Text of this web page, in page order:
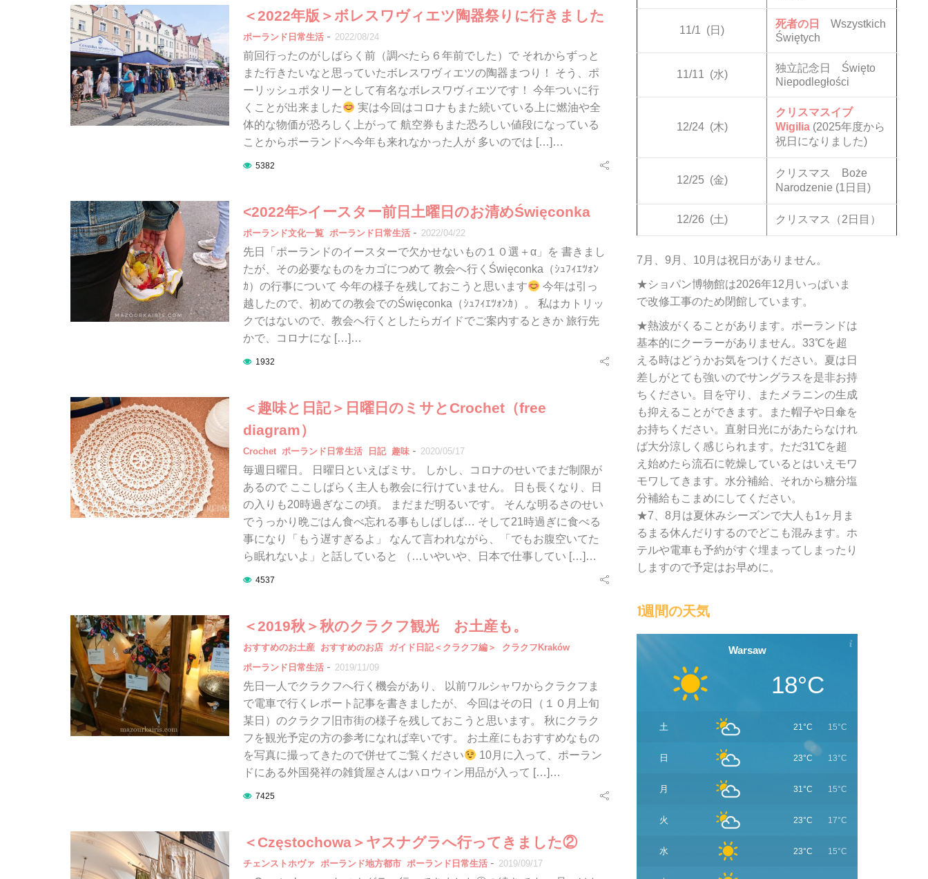
＜2022年版＞ボレスワヴィエツ陶器祭りに行きました
ポーランド日常生活 - 2022/08/24
前回行ったのがしばらく前（調べたら６年前でした）で それからずっと
また行きたいなと思っていたボレスワヴィエツの陶器まつり！ そう、ポ
ーリッシュポタリーとして有名なボレスワヴィエツです！ 今年ついに行
くことが出来ました
実は今回はコロナもまた続いている上に燃油や全
体的な物価が恐ろしく上がって 航空券もまた恐ろしい値段になっている
ことからポーランドへ今年も来れなかった人が 多いのでは […]…
5382
<2022年>イースター前日土曜日のお清めŚwięconka
ポーランド文化一覧 ポーランド日常生活 - 2022/04/22
先日「ポーランドのイースターで欠かせないもの１０選＋α」を 書きまし
たが、その必要なものをカゴにつめて 教会へ行くŚwięconka（ｼｭﾌｨｴﾂｫﾝ
ｶ）の行事について 今年の様子を残しておこうと思います
今年は引っ
越したので、初めての教会でのŚwięconka（ｼｭﾌｨｴﾂｫﾝｶ）。 私はカトリッ
クではないので、教会へ行くとしたらガイドでご案内するときか 旅行先
かで、コロナにな […]…
1932
＜趣味と日記＞日曜日のミサとCrochet（free
diagram）
Crochet ポーランド日常生活 日記 趣味 - 2020/05/17
毎週日曜日。 日曜日といえばミサ。 しかし、コロナのせいでまだ制限が
あるので ここしばらく主人も教会に行けていません。 日も長くなり、日
の入りも20時過ぎなこの頃。 まだまだ明るいです。 そんな明るさのせい
でうっかり晩ごはん食べ忘れる事もしばしば… そして21時過ぎに食べる
事になり「もう遅すぎるよ」 なんて言われながら、「でもお腹空いてた
ら眠れないよ」と話していると （…いやいや、日本で仕事してい […]…
4537
＜2019秋＞秋のクラクフ観光 お土産も。
おすすめのお土産 おすすめのお店 ガイド日記＜クラクフ編＞
クラクフKraków
ポーランド日常生活 - 2019/11/09
先日一人でクラクフへ行く機会があり、 以前ワルシャワからクラクフま
で電車で行くレポート記事を書きましたが、 今回はその日（１０月上旬
某日）のクラクフ旧市街の様子を残しておこうと思います。 秋にクラク
フを観光予定の方の参考になれば幸いです。 お土産にもおすすめなもの
を写真に撮ってきたので併せてご覧ください
10月に入って、ポーラン
ドにある外国発祥の雑貨屋さんはハロウィン用品が入って […]…
7425
＜Częstochowa＞ヤスナグラへ行ってきました②
チェンストホヴァ ポーランド地方都市 ポーランド日常生活 - 2019/09/17
11/1 (日)
死者の日
Wszystkich
Świętych
11/11 (水)
独立記念日 Święto
Niepodległości
12/24 (木)
クリスマスイブ
Wigilia (2025年度から
祝日になりました)
12/25 (金)
クリスマス Boże
Narodzenie (1日目)
12/26 (土) クリスマス（2日目）
7月、9月、10月は祝日がありません。
★ショパン博物館は2026年12月いっぱいま
で改修工事のため閉館しています。
★熱波がくることがあります。ポーランドは
基本的にクーラーがありません。33℃を超
える時はどうかお気をつけください。夏は日
差しがとても強いのでサングラスを是非お持
ちください。目を守り、またメラニンの生成
も抑えることができます。また帽子や日傘を
お持ちください。直射日光にがあたらなけれ
ば大分涼しく感じられます。ただ31℃を超
え始めたら流石に乾燥しているとはいえモワ
モワしてきます。水分補給、それから糖分塩
分補給もこまめにしてください。
★7、8月は夏休みシーズンで大人も1ヶ月ま
るまる休んだりするのでどこも混みます。ホ
テルや電車も予約がすぐ埋まってしまったり
しますので予定はお早めに。
1週間の天気
Warsaw
18°C
土 21°C 15°C
日 23°C 13°C
月 31°C 15°C
火 23°C 17°C
水 23°C 15°C